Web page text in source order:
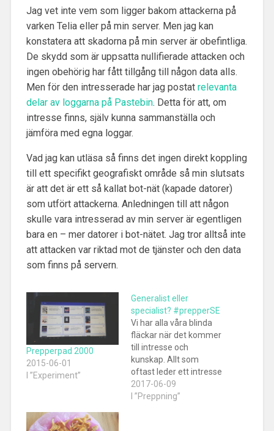
Jag vet inte vem som ligger bakom attackerna på
varken Telia eller på min server. Men jag kan
konstatera att skadorna på min server är obefintliga.
De skydd som är uppsatta nullifierade attacken och
ingen obehörig har fått tillgång till någon data alls.
Men för den intresserade har jag postat relevanta
delar av loggarna på Pastebin. Detta för att, om
intresse finns, själv kunna sammanställa och
jämföra med egna loggar.
Vad jag kan utläsa så finns det ingen direkt koppling
till ett specifikt geografiskt område så min slutsats
är att det är ett så kallat bot-nät (kapade datorer)
som utfört attackerna. Anledningen till att någon
skulle vara intresserad av min server är egentligen
bara en – mer datorer i bot-nätet. Jag tror alltså inte
att attacken var riktad mot de tjänster och den data
som finns på servern.
Prepperpad 2000
2015-06-01
I ”Experiment”
Generalist eller
specialist? #prepperSE
Vi har alla våra blinda
fläckar när det kommer
till intresse och
kunskap. Allt som
oftast leder ett intresse
till kunskap helt
naturligt. Saknar man
2017-06-09
I ”Preppning”